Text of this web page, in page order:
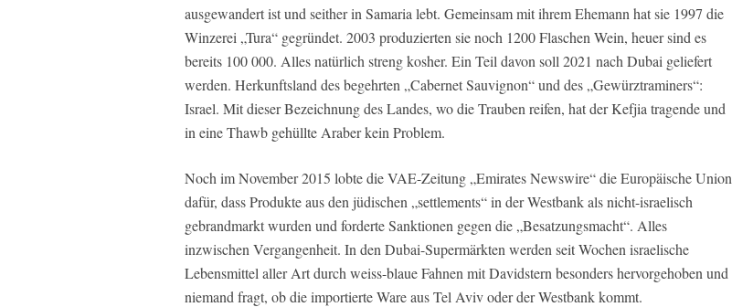
ausgewandert ist und seither in Samaria lebt. Gemeinsam mit ihrem Ehemann hat sie 1997 die
Winzerei „Tura“ gegründet. 2003 produzierten sie noch 1200 Flaschen Wein, heuer sind es
bereits 100 000. Alles natürlich streng kosher. Ein Teil davon soll 2021 nach Dubai geliefert
werden. Herkunftsland des begehrten „Cabernet Sauvignon“ und des „Gewürztraminers“:
Israel. Mit dieser Bezeichnung des Landes, wo die Trauben reifen, hat der Kefjia tragende und
in eine Thawb gehüllte Araber kein Problem.
Noch im November 2015 lobte die VAE-Zeitung „Emirates Newswire“ die Europäische Union
dafür, dass Produkte aus den jüdischen „settlements“ in der Westbank als nicht-israelisch
gebrandmarkt wurden und forderte Sanktionen gegen die „Besatzungsmacht“. Alles
inzwischen Vergangenheit. In den Dubai-Supermärkten werden seit Wochen israelische
Lebensmittel aller Art durch weiss-blaue Fahnen mit Davidstern besonders hervorgehoben und
niemand fragt, ob die importierte Ware aus Tel Aviv oder der Westbank kommt.